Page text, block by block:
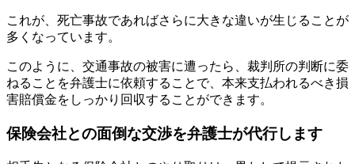
これが、死亡事故であればさらに大きな違いが生じることが
多くなっています。
このように、交通事故の被害に遭ったら、裁判所の判断に委
ねることを弁護士に依頼することで、本来支払われるべき損
害賠償金をしっかり回収することができます。
保険会社との面倒な交渉を弁護士が代行します